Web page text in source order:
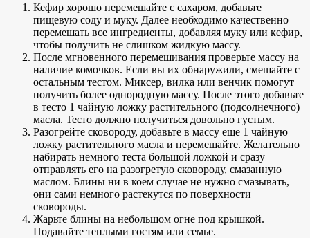
Кефир хорошо перемешайте с сахаром, добавьте
пищевую соду и муку. Далее необходимо качественно
перемешать все ингредиенты, добавляя муку или кефир,
чтобы получить не слишком жидкую массу.
После мгновенного перемешивания проверьте массу на
наличие комочков. Если вы их обнаружили, смешайте с
остальным тестом. Миксер, вилка или венчик помогут
получить более однородную массу. После этого добавьте
в тесто 1 чайную ложку растительного (подсолнечного)
масла. Тесто должно получиться довольно густым.
Разогрейте сковороду, добавьте в массу еще 1 чайную
ложку растительного масла и перемешайте. Желательно
набирать немного теста большой ложкой и сразу
отправлять его на разогретую сковороду, смазанную
маслом. Блины ни в коем случае не нужно смазывать,
они сами немного растекутся по поверхности
сковороды.
Жарьте блины на небольшом огне под крышкой.
Подавайте теплыми гостям или семье.